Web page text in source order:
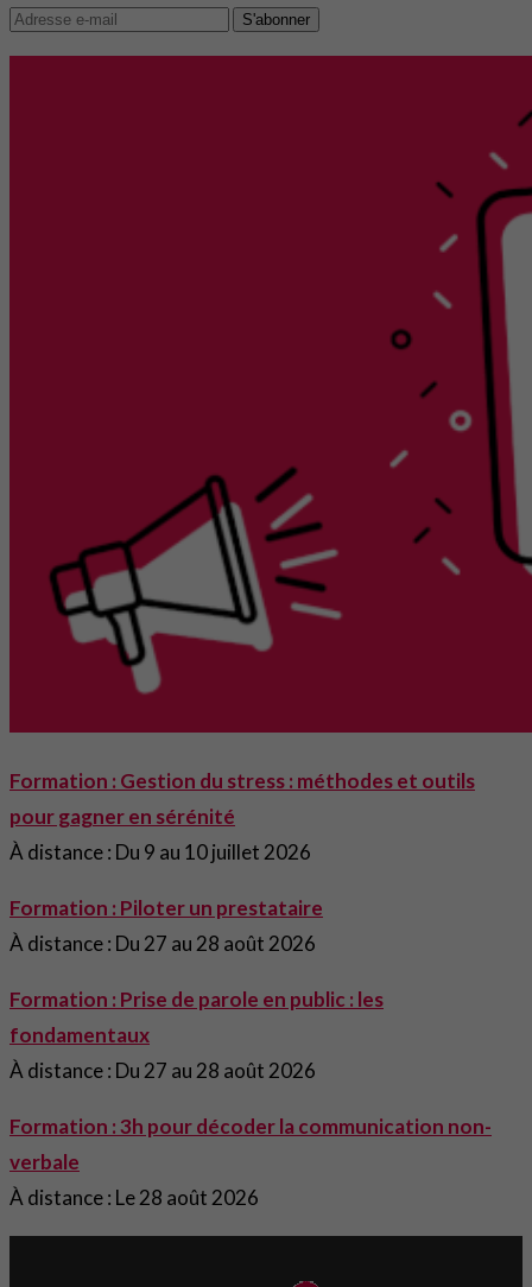
S'abonner
Formation : Gestion du stress : méthodes et outils
pour gagner en sérénité
À distance : Du 9 au 10 juillet 2026
Formation : Piloter un prestataire
À distance : Du 27 au 28 août 2026
Formation : Prise de parole en public : les
fondamentaux
À distance : Du 27 au 28 août 2026
Formation : 3h pour décoder la communication non-
verbale
À distance : Le 28 août 2026